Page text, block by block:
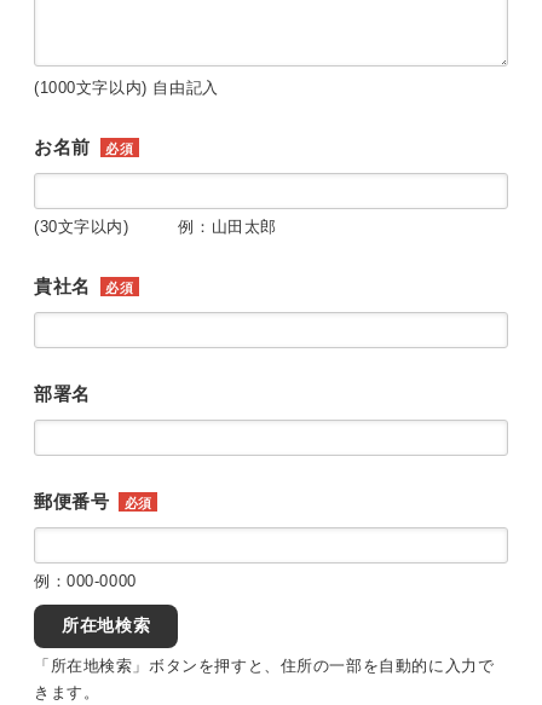
(1000文字以内) 自由記入
お名前 必須
(30文字以内) 例：山田太郎
貴社名 必須
部署名
郵便番号 必須
例：000-0000
所在地検索
「所在地検索」ボタンを押すと、住所の一部を自動的に入力で
きます。